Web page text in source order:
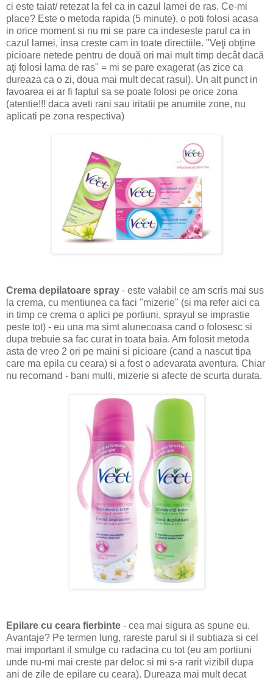
ci este taiat/ retezat la fel ca in cazul lamei de ras. Ce-mi
place? Este o metoda rapida (5 minute), o poti folosi acasa
in orice moment si nu mi se pare ca indeseste parul ca in
cazul lamei, insa creste cam in toate directiile. "Veţi obţine
picioare netede pentru de două ori mai mult timp decât dacă
aţi folosi lama de ras" = mi se pare exagerat (as zice ca
dureaza ca o zi, doua mai mult decat rasul). Un alt punct in
favoarea ei ar fi faptul sa se poate folosi pe orice zona
(atentie!!! daca aveti rani sau iritatii pe anumite zone, nu
aplicati pe zona respectiva)
Crema depilatoare spray - este valabil ce am scris mai sus
la crema, cu mentiunea ca faci "mizerie" (si ma refer aici ca
in timp ce crema o aplici pe portiuni, sprayul se imprastie
peste tot) - eu una ma simt alunecoasa cand o folosesc si
dupa trebuie sa fac curat in toata baia. Am folosit metoda
asta de vreo 2 ori pe maini si picioare (cand a nascut tipa
care ma epila cu ceara) si a fost o adevarata aventura. Chiar
nu recomand - bani multi, mizerie si afecte de scurta durata.
Epilare cu ceara fierbinte - cea mai sigura as spune eu.
Avantaje? Pe termen lung, rareste parul si il subtiaza si cel
mai important il smulge cu radacina cu tot (eu am portiuni
unde nu-mi mai creste par deloc si mi s-a rarit vizibil dupa
ani de zile de epilare cu ceara). Dureaza mai mult decat